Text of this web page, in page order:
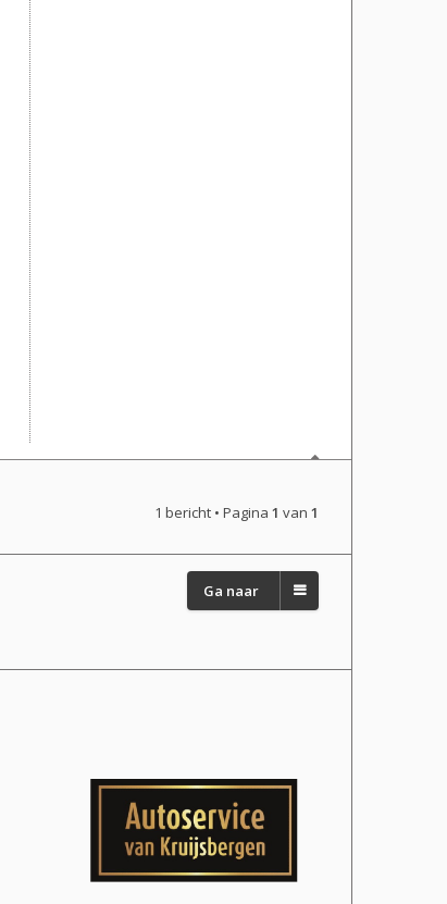
1 bericht • Pagina 1 van 1
Ga naar